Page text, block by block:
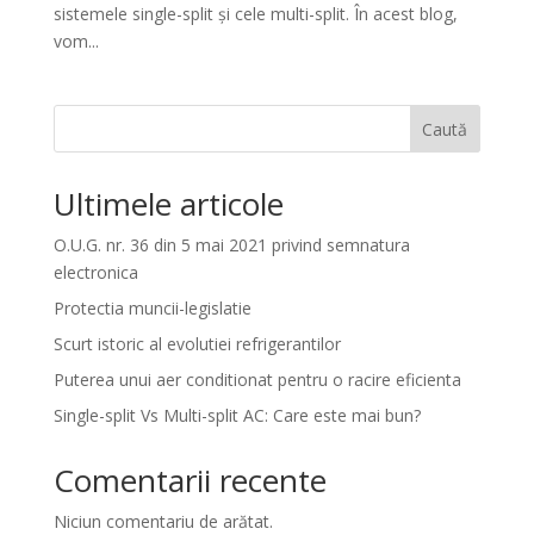
sistemele single-split și cele multi-split. În acest blog,
vom...
Caută
Ultimele articole
O.U.G. nr. 36 din 5 mai 2021 privind semnatura
electronica
Protectia muncii-legislatie
Scurt istoric al evolutiei refrigerantilor
Puterea unui aer conditionat pentru o racire eficienta
Single-split Vs Multi-split AC: Care este mai bun?
Comentarii recente
Niciun comentariu de arătat.